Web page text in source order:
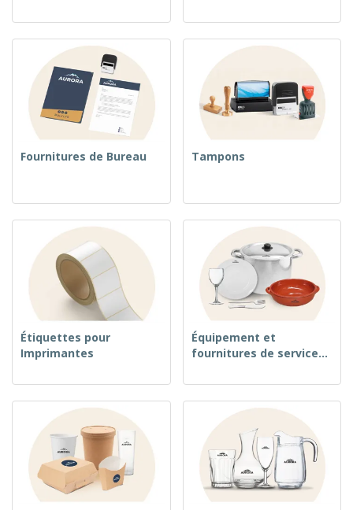
Fournitures de Bureau Tampons
Étiquettes pour
Imprimantes
Équipement et
fournitures de service